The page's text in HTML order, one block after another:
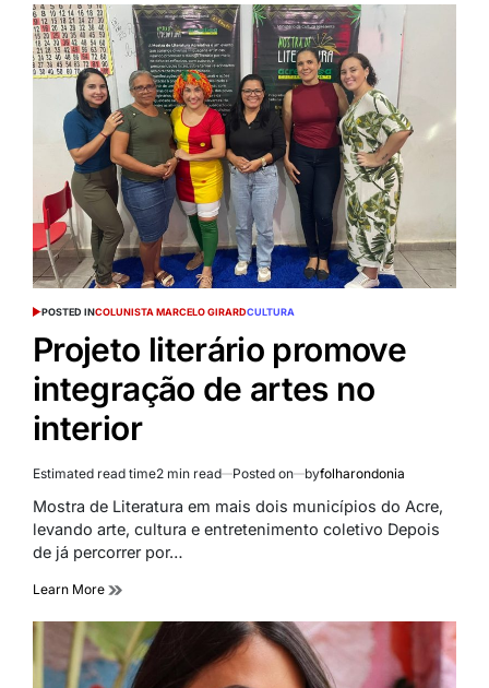
POSTED INCOLUNISTA MARCELO GIRARDCULTURA
Projeto literário promove
integração de artes no
interior
Estimated read time2 min read Posted on byfolharondonia
Mostra de Literatura em mais dois municípios do Acre,
levando arte, cultura e entretenimento coletivo Depois
de já percorrer por…
Learn More